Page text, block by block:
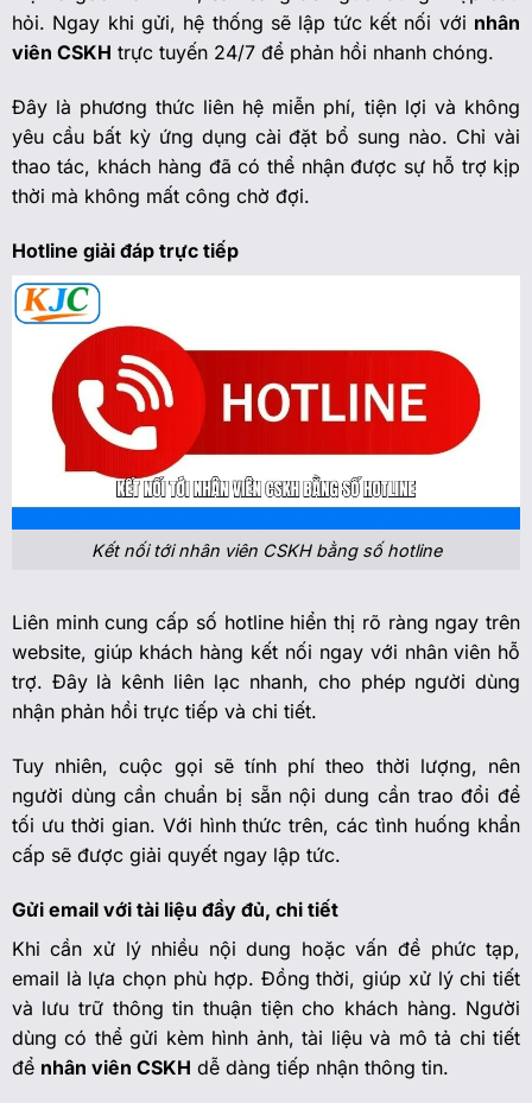
hỏi. Ngay khi gửi, hệ thống sẽ lập tức kết nối với nhân
viên CSKH trực tuyến 24/7 để phản hồi nhanh chóng.
Đây là phương thức liên hệ miễn phí, tiện lợi và không
yêu cầu bất kỳ ứng dụng cài đặt bổ sung nào. Chỉ vài
thao tác, khách hàng đã có thể nhận được sự hỗ trợ kịp
thời mà không mất công chờ đợi.
Hotline giải đáp trực tiếp
Kết nối tới nhân viên CSKH bằng số hotline
Liên minh cung cấp số hotline hiển thị rõ ràng ngay trên
website, giúp khách hàng kết nối ngay với nhân viên hỗ
trợ. Đây là kênh liên lạc nhanh, cho phép người dùng
nhận phản hồi trực tiếp và chi tiết.
Tuy nhiên, cuộc gọi sẽ tính phí theo thời lượng, nên
người dùng cần chuẩn bị sẵn nội dung cần trao đổi để
tối ưu thời gian. Với hình thức trên, các tình huống khẩn
cấp sẽ được giải quyết ngay lập tức.
Gửi email với tài liệu đầy đủ, chi tiết
Khi cần xử lý nhiều nội dung hoặc vấn đề phức tạp,
email là lựa chọn phù hợp. Đồng thời, giúp xử lý chi tiết
và lưu trữ thông tin thuận tiện cho khách hàng. Người
dùng có thể gửi kèm hình ảnh, tài liệu và mô tả chi tiết
để nhân viên CSKH dễ dàng tiếp nhận thông tin.